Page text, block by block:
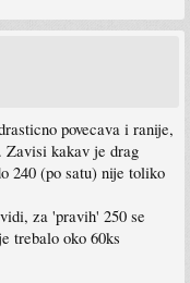
povecava i ranije,
Zavisi kakav je drag
240 (po satu) nije toliko
za 'pravih' 250 se
trebalo oko 60ks